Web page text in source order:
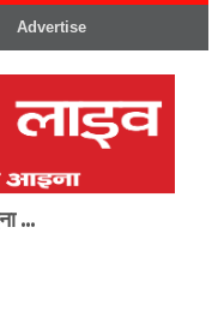
Advertise
...